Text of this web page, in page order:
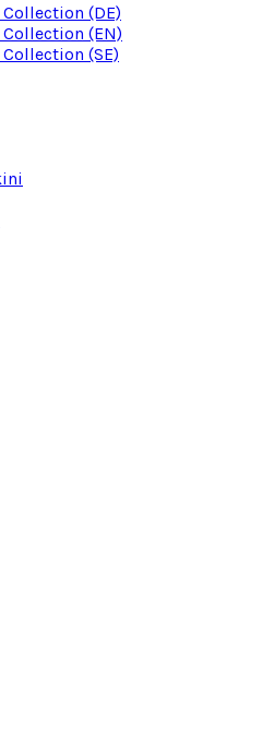
(DE)
(EN)
(SE)